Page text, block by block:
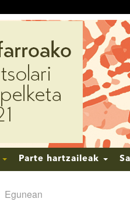
Parte hartzaileak
Egunean